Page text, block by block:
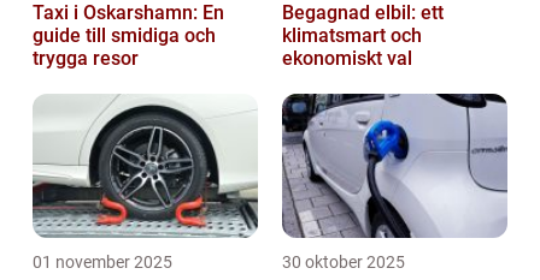
Taxi i Oskarshamn: En
guide till smidiga och
trygga resor
Begagnad elbil: ett
klimatsmart och
ekonomiskt val
01 november 2025 30 oktober 2025